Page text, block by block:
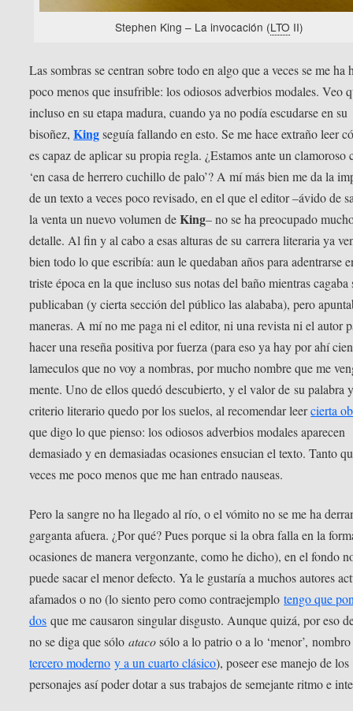
Stephen King – La invocación (LTO II)
Las sombras se centran sobre todo en algo que a veces se me ha
poco menos que insufrible: los odiosos adverbios modales. Veo
incluso en su etapa madura, cuando ya no podía escudarse en su
bisoñez,King seguía fallando en esto. Se me hace extraño leer
es capaz de aplicar su propia regla. ¿Estamos ante un clamoroso
‘en casa de herrero cuchillo de palo’? A mí más bien me da la
de un texto a veces poco revisado, en el que el editor –ávido de
la venta un nuevo volumen deKing– no se ha preocupado
detalle. Al fin y al cabo a esas alturas de su carrera literaria ya
bien todo lo que escribía: aun le quedaban años para adentrarse
triste época en la que incluso sus notas del baño mientras cagaba
publicaban (y cierta sección del público las alababa), pero
maneras. A mí no me paga ni el editor, ni una revista ni el autor
hacer una reseña positiva por fuerza (para eso ya hay por ahí
lameculos que no voy a nombras, por mucho nombre que me
mente. Uno de ellos quedó descubierto, y el valor de su palabra
criterio literario quedo por los suelos, al recomendar leercierta
que digo lo que pienso: los odiosos adverbios modales aparecen
demasiado y en demasiadas ocasiones ensucian el texto. Tanto
veces me poco menos que me han entrado nauseas.
Pero la sangre no ha llegado al río, o el vómito no se me ha
garganta afuera. ¿Por qué? Pues porque si la obra falla en la
ocasiones de manera vergonzante, como he dicho), en el fondo
puede sacar el menor defecto. Ya le gustaría a muchos autores
afamados o no (lo siento pero como contraejemplotengo que
dos que me causaron singular disgusto. Aunque quizá, por eso
no se diga que sóloatacosólo a lo patrio o a lo ‘menor’,
tercero moderno y a un cuarto clásico), poseer ese manejo de los
personajes así poder dotar a sus trabajos de semejante ritmo e